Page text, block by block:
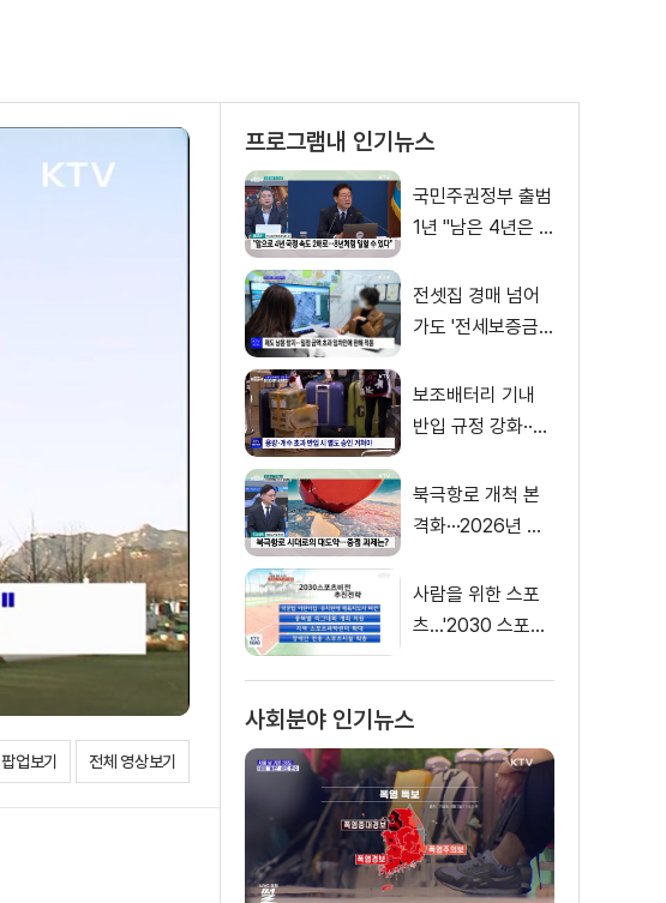
팝업보기 전체 영상보기
프로그램내 인기뉴스
국민주권정부 출범
1년 "남은 4년은 8
전셋집 경매 넘어
가도 '전세보증금'
보조배터리 기내
반입 규정 강화··
북극항로 개척 본
격화···2026년 해
은?
사람을 위한 스포
츠…'2030 스포츠
사회분야 인기뉴스